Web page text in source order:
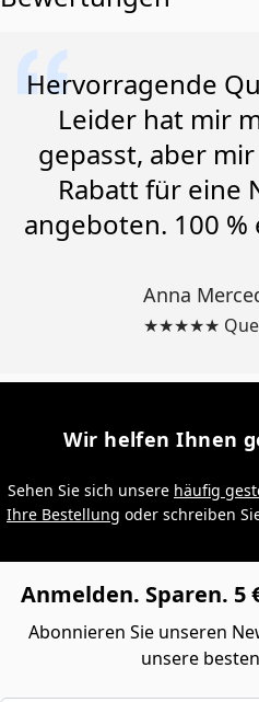
Hervorragende
Leider hat mir
gepasst, aber
Rabatt für eine
angeboten. 100
Anna
★★★★★
Wir helfen Ihnen
Sehen Sie sich unsere häufig
Ihre Bestellung oder schreiben
Anmelden. Sparen. 5
Abonnieren Sie unseren
unsere